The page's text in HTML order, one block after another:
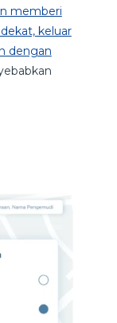
memberi
keluar
dengan